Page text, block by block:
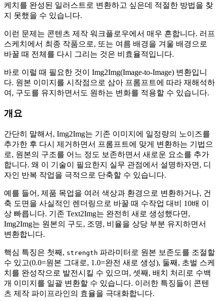
케치를 완성된 일러스트로 변환하고 싶은데 적절한 방법을 찾
지 못했을 수 있습니다.
이런 문제는 콘텐츠 제작 워크플로우에서 매우 흔합니다. 러프
스케치에서 최종 작품으로, 또는 여름 배경을 겨울 배경으로
바꿀 때 전체를 다시 그리는 것은 비효율적입니다.
바로 이럴 때 필요한 것이 Img2Img(Image-to-Image) 변환입니
다. 원본 이미지를 시작점으로 삼아 프롬프트에 따라 재해석하
여, 구도를 유지하면서도 원하는 변화를 적용할 수 있습니다.
개요
간단히 말해서, Img2Img는 기존 이미지에 일정량의 노이즈를
추가한 후 다시 제거하면서 프롬프트에 맞게 변환하는 기법으
로, 원본의 구조를 어느 정도 보존하면서 새로운 요소를 추가
합니다. 왜 이 기술이 필요한지 실무 관점에서 설명하자면, 디
자인 반복 작업을 극적으로 단축할 수 있습니다.
예를 들어, 제품 목업을 여러 색상과 환경으로 변환하거나, 건
축 도면을 사실적인 렌더링으로 바꿀 때 수작업 대비 10배 이
상 빠릅니다. 기존 Text2Img는 완전히 새로 생성했다면,
Img2Img는 원본의 구도, 조명, 비율을 상당 부분 유지하면서
변환합니다.
핵심 특징은 첫째, strength 파라미터로 원본 보존도를 조절할
수 있고(0.0=원본 그대로, 1.0=완전 새로 생성), 둘째, 초벌 스케
치를 완성작으로 발전시킬 수 있으며, 셋째, 배치 처리로 수백
개 이미지를 일괄 변환할 수 있습니다. 이러한 특징들이 콘텐
츠 제작 파이프라인의 효율을 극대화합니다.